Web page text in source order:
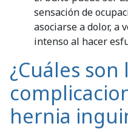
sensación de
asociarse a dolor, a
intenso al hacer
¿Cuáles son
hernia